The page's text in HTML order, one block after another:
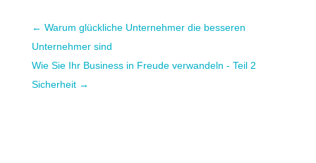
← Warum glückliche Unternehmer die besseren
Unternehmer sind
Wie Sie Ihr Business in Freude verwandeln - Teil 2
Sicherheit→